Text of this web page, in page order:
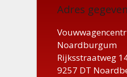
Adres
Noardburgum
Rijksstraatweg
9257 DT